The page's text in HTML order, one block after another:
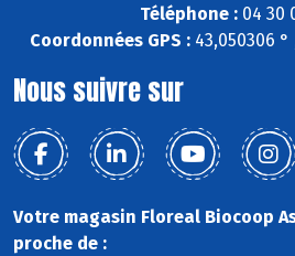
Téléphone :04 30
Coordonnées GPS : 43,050306 °
Nous suivre sur
Votre magasin Floreal Biocoop
proche de :